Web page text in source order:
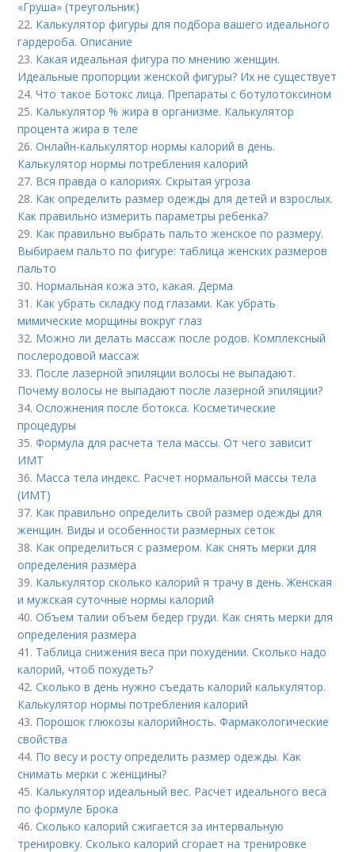
«Груша» (треугольник)
22. Калькулятор фигуры для подбора вашего идеального
гардероба. Описание
23. Какая идеальная фигура по мнению женщин.
Идеальные пропорции женской фигуры? Их не существует
24.Что такое Ботокс лица. Препараты с ботулотоксином
25. Калькулятор % жира в организме. Калькулятор
процента жира в теле
26.Онлайн-калькулятор нормы калорий в день.
Калькулятор нормы потребления калорий
27. Вся правда о калориях. Скрытая угроза
28. Как определить размер одежды для детей и взрослых.
Как правильно измерить параметры ребенка?
29. Как правильно выбрать пальто женское по размеру.
Выбираем пальто по фигуре: таблица женских размеров
пальто
30. Нормальная кожа это, какая. Дерма
31. Как убрать складку под глазами. Как убрать
мимические морщины вокруг глаз
32. Можно ли делать массаж после родов. Комплексный
послеродовой массаж
33. После лазерной эпиляции волосы не выпадают.
Почему волосы не выпадают после лазерной эпиляции?
34.Осложнения после ботокса. Косметические
процедуры
35.Формула для расчета тела массы. От чего зависит
ИМТ
36. Масса тела индекс. Расчет нормальной массы тела
(ИМТ)
37. Как правильно определить свой размер одежды для
женщин. Виды и особенности размерных сеток
38. Как определиться с размером. Как снять мерки для
определения размера
39. Калькулятор сколько калорий я трачу в день. Женская
и мужская суточные нормы калорий
40.Объем талии объем бедер груди. Как снять мерки для
определения размера
41. Таблица снижения веса при похудении. Сколько надо
калорий, чтоб похудеть?
42.Сколько в день нужно съедать калорий калькулятор.
Калькулятор нормы потребления калорий
43. Порошок глюкозы калорийность. Фармакологические
свойства
44. По весу и росту определить размер одежды. Как
снимать мерки с женщины?
45. Калькулятор идеальный вес. Расчет идеального веса
по формуле Брока
46.Сколько калорий сжигается за интервальную
тренировку. Сколько калорий сгорает на тренировке